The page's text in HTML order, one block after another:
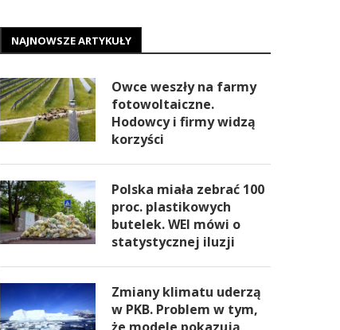
NAJNOWSZE ARTYKUŁY
Owce weszły na farmy
fotowoltaiczne.
Hodowcy i firmy widzą
korzyści
Polska miała zebrać 100
proc. plastikowych
butelek. WEI mówi o
statystycznej iluzji
Zmiany klimatu uderzą
w PKB. Problem w tym,